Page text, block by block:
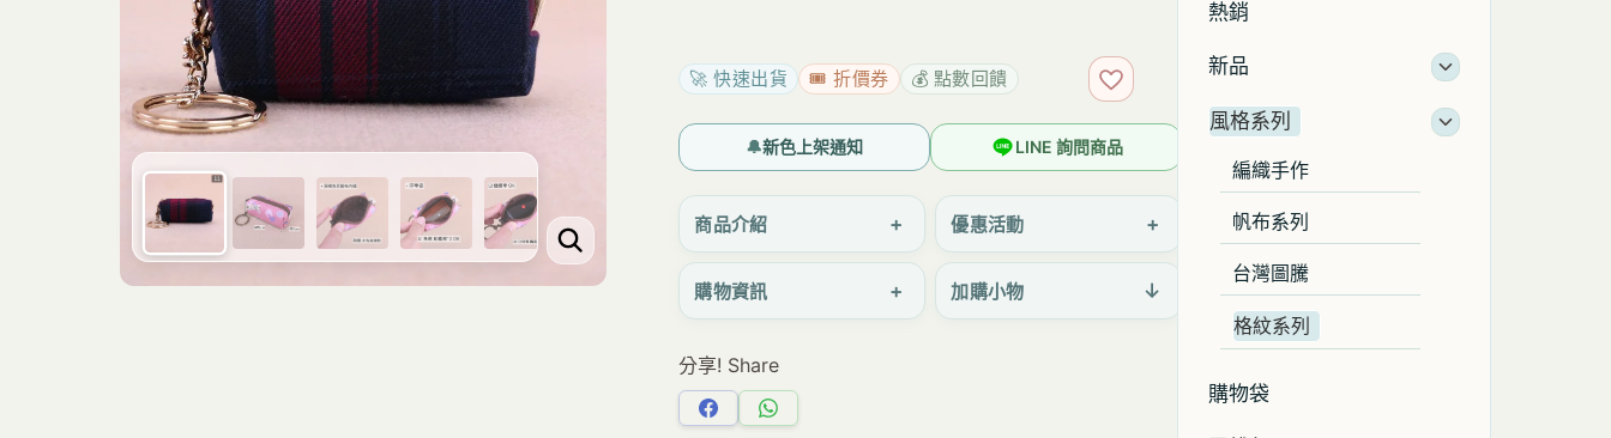
紋
口
小
零
錢
包
🚀 快速出貨 🎟️ 折價券 💰 點數回饋 加入收藏
LINE 詢問商品
🔔新色上架通知
商品介紹 + 優惠活動 +
購物資訊 + 加購小物 ↓
分享! Share
分
分
熱銷
新品
風格系列
編織手作
帆布系列
台灣圖騰
格紋系列
購物袋